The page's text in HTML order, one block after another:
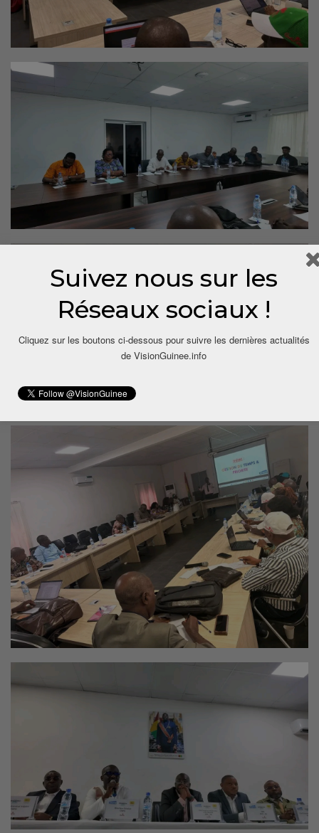
Suivez nous sur les
Réseaux sociaux !
Cliquez sur les boutons ci-dessous pour suivre les dernières actualités
de VisionGuinee.info